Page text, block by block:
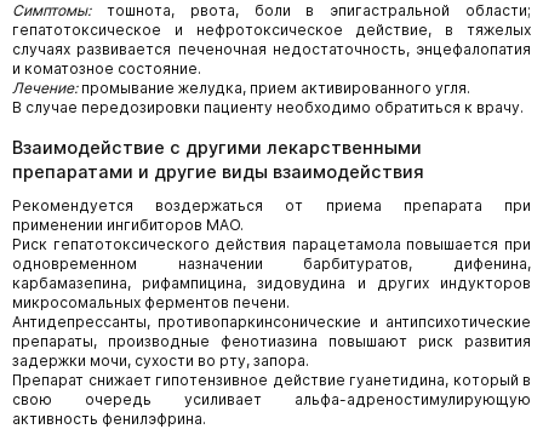
Симптомы:тошнота, рвота, боли в эпигастральной области;
гепатотоксическое и нефротоксическое действие, в тяжелых
случаях развивается печеночная недостаточность, энцефалопатия
и коматозное состояние.
Лечение:промывание желудка, прием активированного угля.
В случае передозировки пациенту необходимо обратиться к врачу.
Взаимодействие с другими лекарственными
препаратами и другие виды взаимодействия
Рекомендуется воздержаться от приема препарата при
применении ингибиторов МАО.
Риск гепатотоксического действия парацетамола повышается при
одновременном назначении барбитуратов, дифенина,
карбамазепина, рифампицина, зидовудина и других индукторов
микросомальных ферментов печени.
Антидепрессанты, противопаркинсонические и антипсихотические
препараты, производные фенотиазина повышают риск развития
задержки мочи, сухости во рту, запора.
Препарат снижает гипотензивное действие гуанетидина, который в
свою очередь усиливает альфа-адреностимулирующую
активность фенилэфрина.